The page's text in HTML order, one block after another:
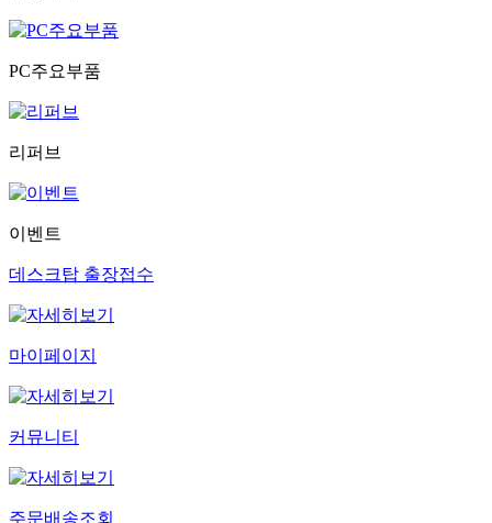
PC주요부품
리퍼브
이벤트
데스크탑 출장접수
마이페이지
커뮤니티
주문배송조회